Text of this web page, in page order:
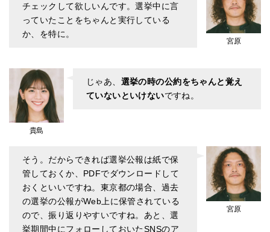
宮原
チェックして欲しいんです。選挙中に言
っていたことをちゃんと実行している
か、を特に。
貴島
じゃあ、 選挙の時の公約をちゃんと覚え
ていないといけないですね。
宮原
そう。だからできれば選挙公報は紙で保
管しておくか、PDFでダウンロードして
おくといいですね。東京都の場合、過去
の選挙の公報がWeb上に保管されている
ので、振り返りやすいですね。あと、選
挙期間中にフォローしておいたSNSのア